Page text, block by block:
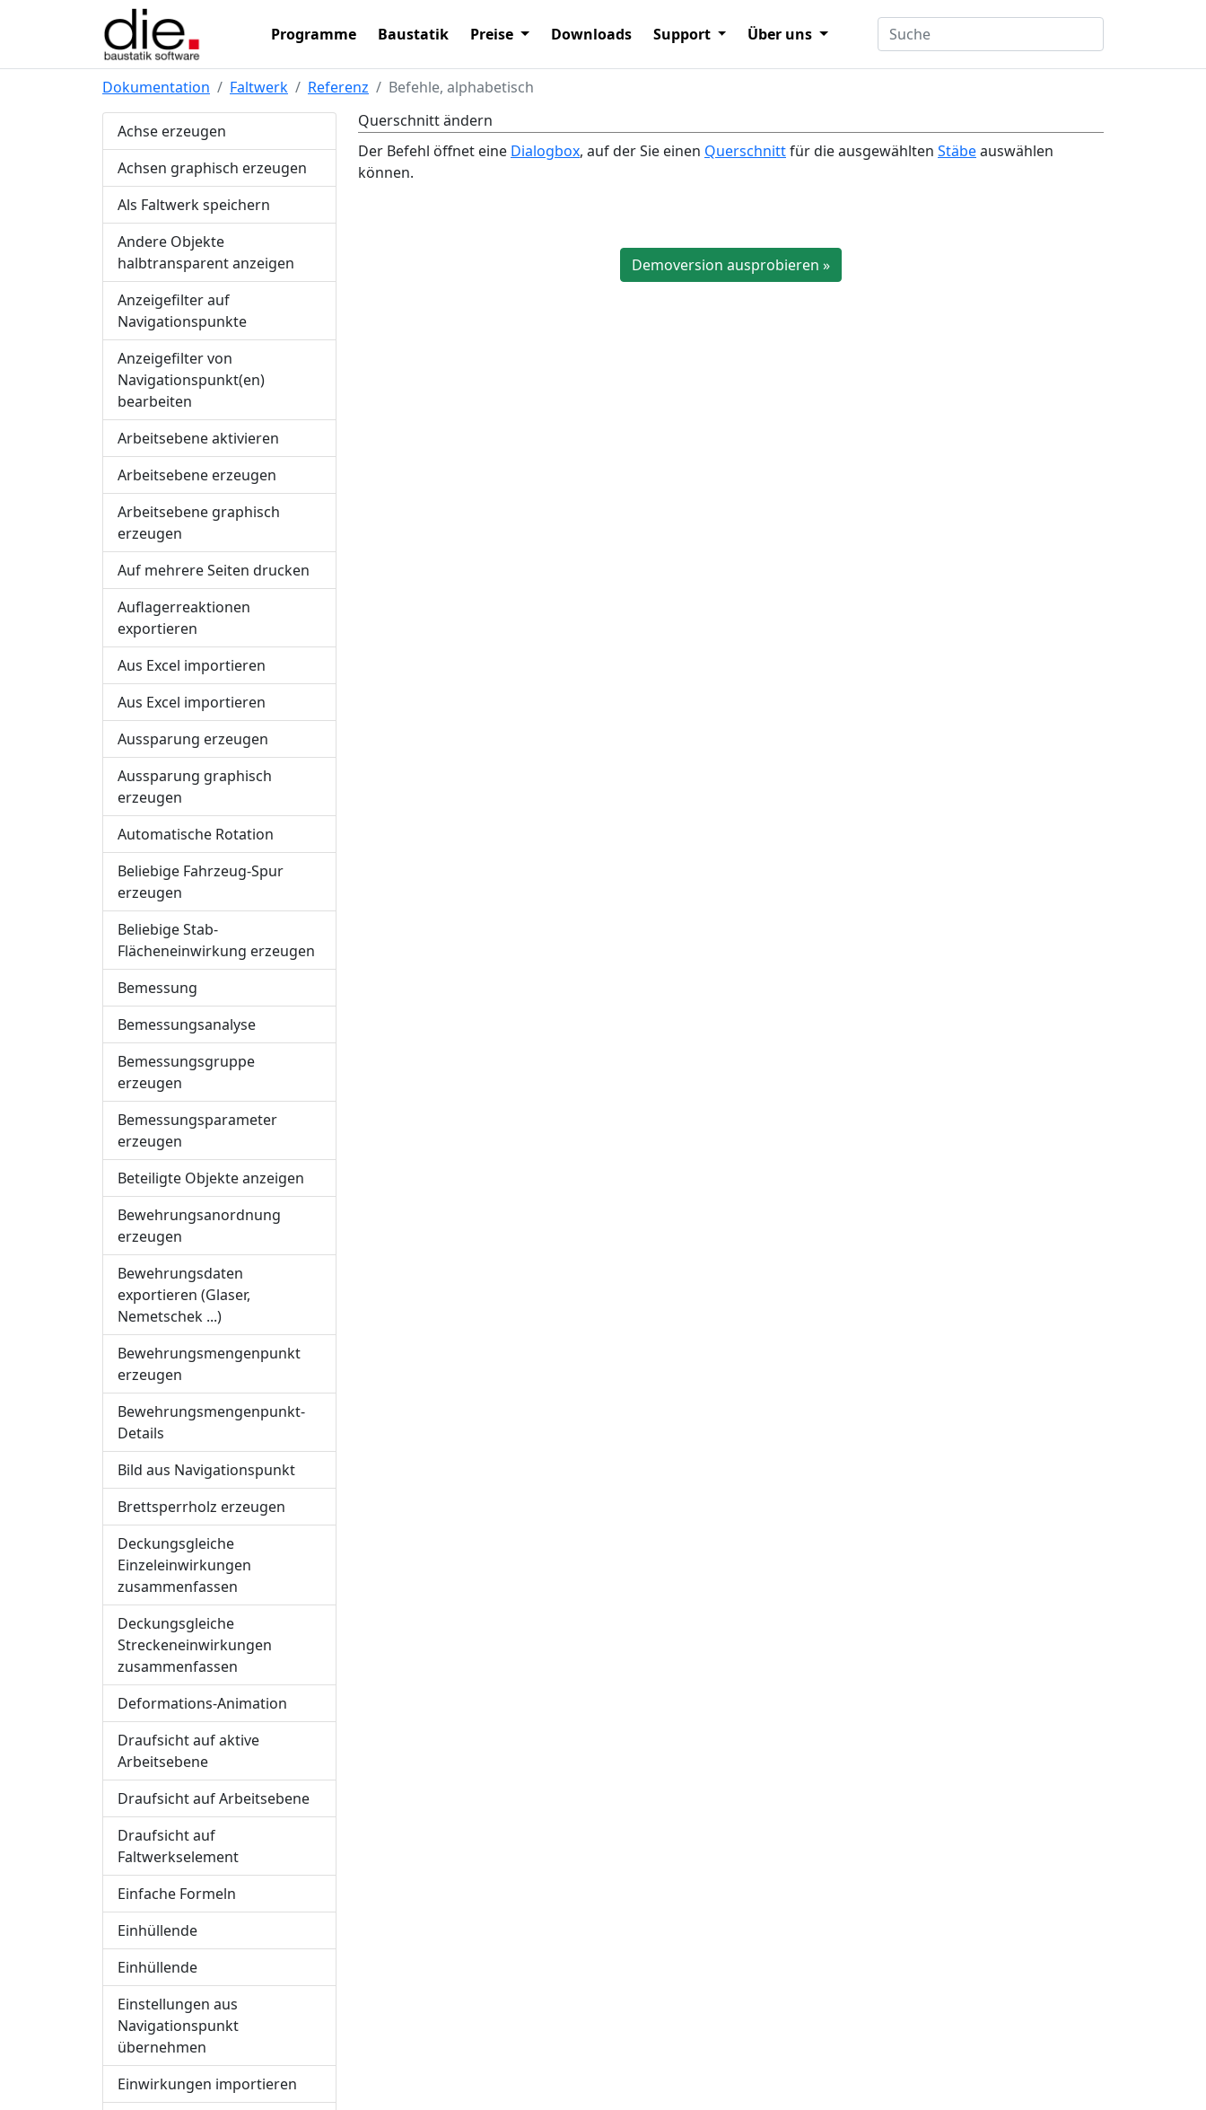
Programme Baustatik Preise Downloads Support Über uns
Dokumentation Faltwerk Referenz Befehle, alphabetisch
Achse erzeugen
Achsen graphisch erzeugen
Als Faltwerk speichern
Andere Objekte
halbtransparent anzeigen
Anzeigefilter auf
Navigationspunkte
Anzeigefilter von
Navigationspunkt(en)
bearbeiten
Arbeitsebene aktivieren
Arbeitsebene erzeugen
Arbeitsebene graphisch
erzeugen
Auf mehrere Seiten drucken
Auflagerreaktionen
exportieren
Aus Excel importieren
Aus Excel importieren
Aussparung erzeugen
Aussparung graphisch
erzeugen
Automatische Rotation
Beliebige Fahrzeug-Spur
erzeugen
Beliebige Stab-
Flächeneinwirkung erzeugen
Bemessung
Bemessungsanalyse
Bemessungsgruppe
erzeugen
Bemessungsparameter
erzeugen
Beteiligte Objekte anzeigen
Bewehrungsanordnung
erzeugen
Bewehrungsdaten
exportieren (Glaser,
Nemetschek ...)
Bewehrungsmengenpunkt
erzeugen
Bewehrungsmengenpunkt-
Details
Bild aus Navigationspunkt
Brettsperrholz erzeugen
Deckungsgleiche
Einzeleinwirkungen
zusammenfassen
Deckungsgleiche
Streckeneinwirkungen
zusammenfassen
Deformations-Animation
Draufsicht auf aktive
Arbeitsebene
Draufsicht auf Arbeitsebene
Draufsicht auf
Faltwerkselement
Einfache Formeln
Einhüllende
Einhüllende
Einstellungen aus
Navigationspunkt
übernehmen
Einwirkungen importieren
Querschnitt ändern
Der Befehl öffnet eine Dialogbox, auf der Sie einen Querschnittfür die ausgewählten Stäbeauswählen
können.
Demoversion ausprobieren »